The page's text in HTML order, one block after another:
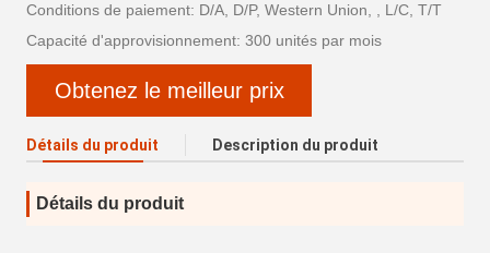
Conditions de paiement: D/A, D/P, Western Union, , L/C, T/T
Capacité d'approvisionnement: 300 unités par mois
Obtenez le meilleur prix
Détails du produit Description du produit
Détails du produit